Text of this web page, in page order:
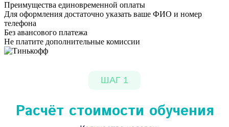
Преимущества единовременной оплаты
Для оформления достаточно указать ваше ФИО и номер
телефона
Без авансового платежа
Не платите дополнительные комиссии